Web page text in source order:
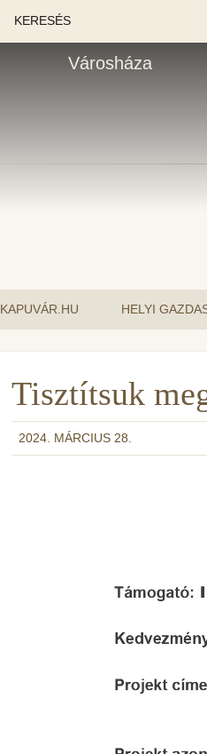
KERESÉS
Városháza
KAPUVÁR.HU HELYI
Tisztítsuk
2024. MÁRCIUS 28.